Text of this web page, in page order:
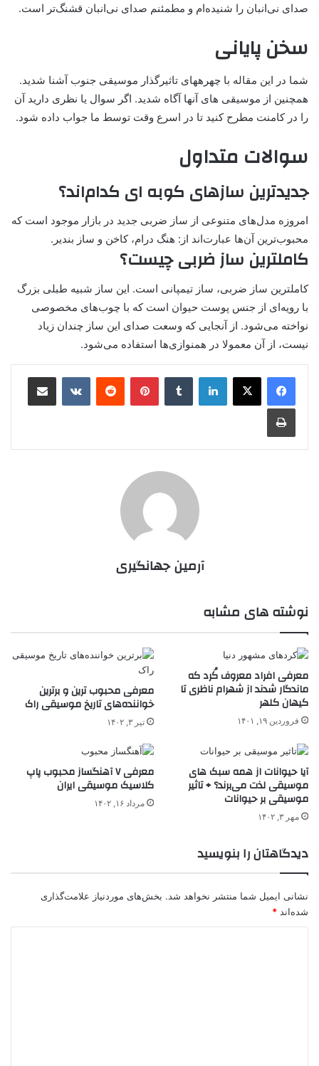
صدای نی‌انبان را شنیده‌ام و مطمئنم صدای نی‌انبان قشنگ‌تر است.
سخن پایانی
شما در این مقاله با چهرههای تاثیرگذار موسیقی جنوب آشنا شدید.
همچنین از موسیقی های آنها آگاه شدید. اگر سوال یا نظری دارید آن
را در کامنت مطرح کنید تا در اسرع وقت توسط ما جواب داده شود.
سوالات متداول
جدیدترین سازهای کوبه ای کدام‌اند؟
امروزه مدل‌های متنوعی از ساز ضربی جدید در بازار موجود است که
محبوب‌ترین آن‌ها عبارت‌اند از: هنگ درام، کاخن و ساز بندیر.
کاملترین ساز ضربی چیست؟
کاملترین ساز ضربی، ساز تیمپانی است. این ساز شبیه طبلی بزرگ
با رویه‌ای از جنس پوست حیوان است که با چوب‌های مخصوصی
نواخته می‌شود. از آنجایی که وسعت صدای این ساز چندان زیاد
نیست، از آن معمولا در همنوازی‌ها استفاده می‌شود.
لینکدین ‫تامبلر پینترست‫رددیت ‫VKontakteاشتراک گذاری از طریق ایمیل
چاپ
آرمین جهانگیری
نوشته های مشابه
معرفی افراد معروف کُرد که
ماندگار شدند از شهرام ناظری تا
کیهان کلهر
فروردین ۱۹, ۱۴۰۱
معرفی محبوب ترین و برترین
خواننده‌های تاریخ موسیقی راک
تیر ۳, ۱۴۰۲
آیا حیوانات از همه سبک های
موسیقی لذت می‌برند؟ + تاثیر
موسیقی بر حیوانات
مهر ۳, ۱۴۰۲
معرفی ۷ آهنگساز محبوب‌ پاپ
کلاسیک موسیقی ایران
مرداد ۱۶, ۱۴۰۲
دیدگاهتان را بنویسید
نشانی ایمیل شما منتشر نخواهد شد. بخش‌های موردنیاز علامت‌گذاری
شده‌اند *